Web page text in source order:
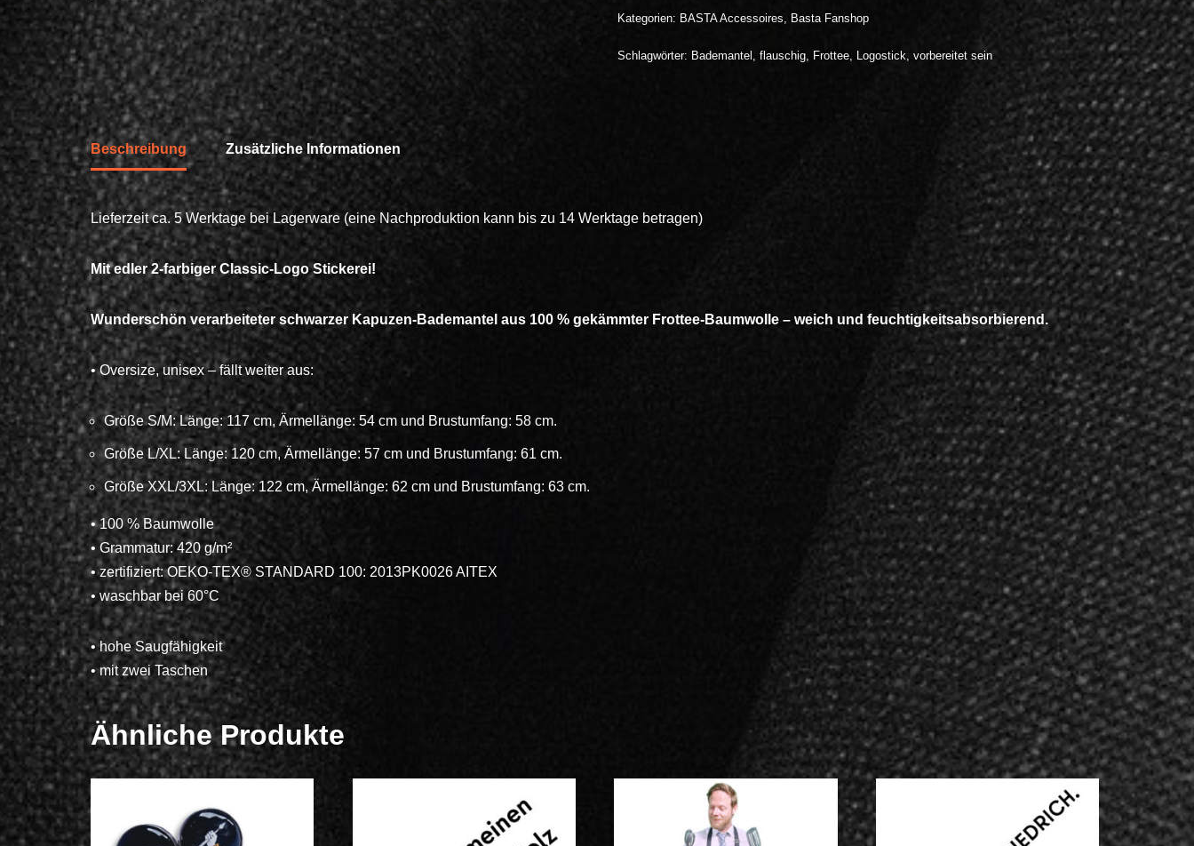
Kategorien: BASTA Accessoires, Basta Fanshop
Schlagwörter: Bademantel , flauschig, Frottee, Logostick, vorbereitet sein
Beschreibung Zusätzliche Informationen
Lieferzeit ca. 5 Werktage bei Lagerware (eine Nachproduktion kann bis zu 14 Werktage betragen)
Mit edler 2-farbiger Classic-Logo Stickerei!
Wunderschön verarbeiteter schwarzer Kapuzen-Bademantel aus 100 % gekämmter Frottee-Baumwolle – weich und feuchtigkeitsabsorbierend.
• Oversize, unisex – fällt weiter aus:
Größe S/M: Länge: 117 cm, Ärmellänge: 54 cm und Brustumfang: 58 cm.
Größe L/XL: Länge: 120 cm, Ärmellänge: 57 cm und Brustumfang: 61 cm.
Größe XXL/3XL: Länge: 122 cm, Ärmellänge: 62 cm und Brustumfang: 63 cm.
• 100 % Baumwolle
• Grammatur: 420 g/m²
• zertifiziert: OEKO-TEX® STANDARD 100: 2013PK0026 AITEX
• waschbar bei 60°C
• hohe Saugfähigkeit
• mit zwei Taschen
Ähnliche Produkte